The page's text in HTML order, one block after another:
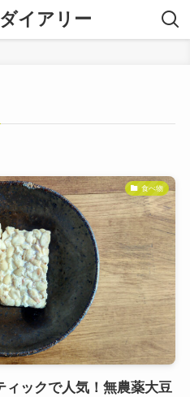
イアリー
食べ物
ィックで人気！無農薬大豆